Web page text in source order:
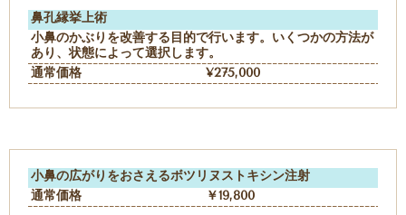
鼻孔縁挙上術
小鼻のかぶりを改善する目的で行います。いくつかの方法が
あり、状態によって選択します。
通常価格
¥275,000
小鼻の広がりをおさえるボツリヌストキシン注射
通常価格
￥19,800